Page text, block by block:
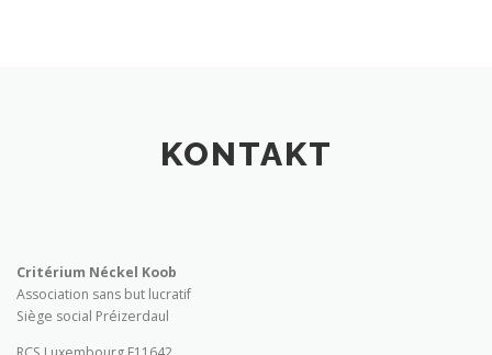
KONTAKT
Critérium Néckel Koob
Association sans but lucratif
Siège social Préizerdaul